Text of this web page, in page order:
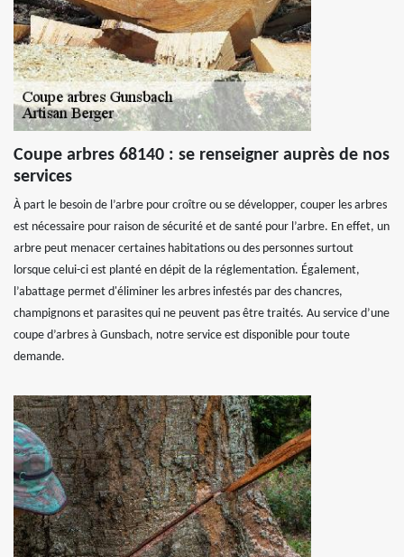
Coupe arbres 68140 : se renseigner auprès de nos
services
À part le besoin de l’arbre pour croître ou se développer, couper les arbres
est nécessaire pour raison de sécurité et de santé pour l’arbre. En effet, un
arbre peut menacer certaines habitations ou des personnes surtout
lorsque celui-ci est planté en dépit de la réglementation. Également,
l’abattage permet d'éliminer les arbres infestés par des chancres,
champignons et parasites qui ne peuvent pas être traités. Au service d’une
coupe d’arbres à Gunsbach, notre service est disponible pour toute
demande.